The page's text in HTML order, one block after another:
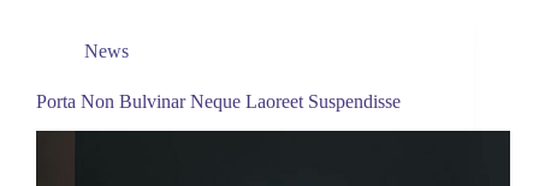
News
Porta Non Bulvinar Neque Laoreet Suspendisse